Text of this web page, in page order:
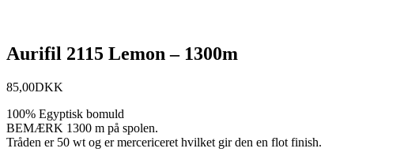
Aurifil 2115 Lemon – 1300m
85,00DKK
100% Egyptisk bomuld
BEMÆRK 1300 m på spolen.
Tråden er 50 wt og er mercericeret hvilket gir den en flot finish.